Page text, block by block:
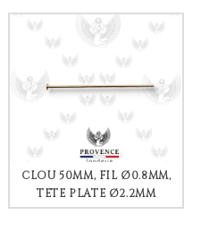
CLOU 50MM, FIL Ø0.8MM,
TÊTE PLATE Ø2.2MM